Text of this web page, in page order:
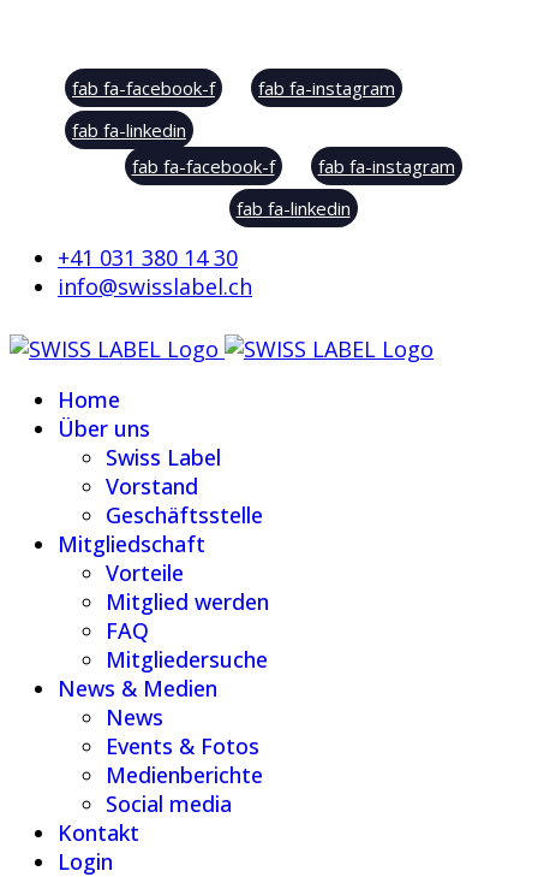
fab fa-facebook-f
fab fa-instagram
fab fa-linkedin
fab fa-facebook-f
fab fa-instagram
fab fa-linkedin
+41 031 380 14 30
info@swisslabel.ch
Home
Über uns
Swiss Label
Vorstand
Geschäftsstelle
Mitgliedschaft
Vorteile
Mitglied werden
FAQ
Mitgliedersuche
News & Medien
News
Events & Fotos
Medienberichte
Social media
Kontakt
Login